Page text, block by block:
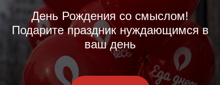
День Рождения со смыслом!
Подарите праздник нуждающимся в
ваш день